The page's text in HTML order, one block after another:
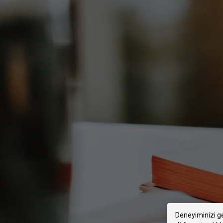
Deneyiminizi